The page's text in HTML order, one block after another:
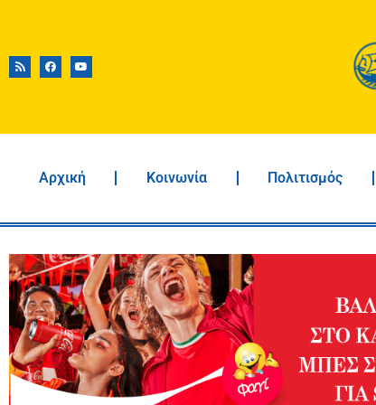
Αρχική Κοινωνία Πολιτισμός